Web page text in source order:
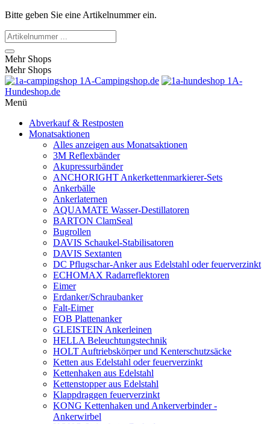
Bitte geben Sie eine Artikelnummer ein.
Mehr Shops
Mehr Shops
1A-Campingshop.de
1A-
Hundeshop.de
Menü
Abverkauf & Restposten
Monatsaktionen
Alles anzeigen aus Monatsaktionen
3M Reflexbänder
Akupressurbänder
ANCHORIGHT Ankerkettenmarkierer-Sets
Ankerbälle
Ankerlaternen
AQUAMATE Wasser-Destillatoren
BARTON ClamSeal
Bugrollen
DAVIS Schaukel-Stabilisatoren
DAVIS Sextanten
DC Pflugschar-Anker aus Edelstahl oder feuerverzinkt
ECHOMAX Radarreflektoren
Eimer
Erdanker/Schraubanker
Falt-Eimer
FOB Plattenanker
GLEISTEIN Ankerleinen
HELLA Beleuchtungstechnik
HOLT Auftriebskörper und Kenterschutzsäcke
Ketten aus Edelstahl oder feuerverzinkt
Kettenhaken aus Edelstahl
Kettenstopper aus Edelstahl
Klappdraggen feuerverzinkt
KONG Kettenhaken und Ankerverbinder -
Ankerwirbel